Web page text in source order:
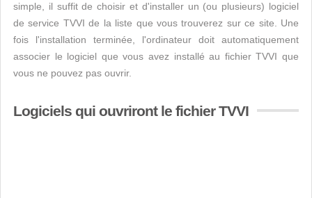
simple, il suffit de choisir et d'installer un (ou plusieurs) logiciel
de service TVVI de la liste que vous trouverez sur ce site. Une
fois l'installation terminée, l'ordinateur doit automatiquement
associer le logiciel que vous avez installé au fichier TVVI que
vous ne pouvez pas ouvrir.
Logiciels qui ouvriront le fichier TVVI